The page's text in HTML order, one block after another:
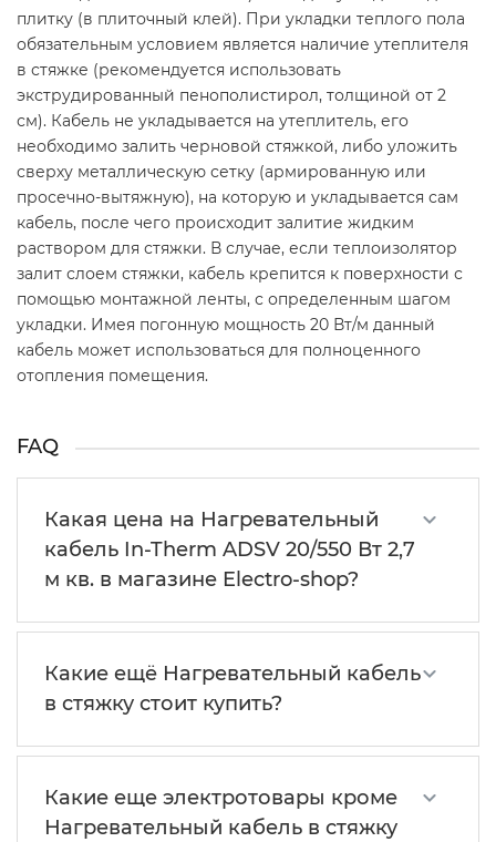
плитку (в плиточный клей). При укладки теплого пола
обязательным условием является наличие утеплителя
в стяжке (рекомендуется использовать
экструдированный пенополистирол, толщиной от 2
см). Кабель не укладывается на утеплитель, его
необходимо залить черновой стяжкой, либо уложить
сверху металлическую сетку (армированную или
просечно-вытяжную), на которую и укладывается сам
кабель, после чего происходит залитие жидким
раствором для стяжки. В случае, если теплоизолятор
залит слоем стяжки, кабель крепится к поверхности с
помощью монтажной ленты, с определенным шагом
укладки. Имея погонную мощность 20 Вт/м данный
кабель может использоваться для полноценного
отопления помещения.
FAQ
Какая цена на Нагревательный
кабель In-Therm ADSV 20/550 Вт 2,7
м кв. в магазине Electro-shop?
Какие ещё Нагревательный кабель
в стяжку стоит купить?
Какие еще электротовары кроме
Нагревательный кабель в стяжку